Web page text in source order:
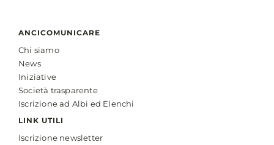
ANCICOMUNICARE
Chi siamo
News
Iniziative
Società trasparente
Iscrizione ad Albi ed Elenchi
LINK UTILI
Iscrizione newsletter